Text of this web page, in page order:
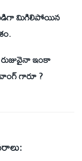
మిగిలిపోయిన
ఇంకా
గారూ ?